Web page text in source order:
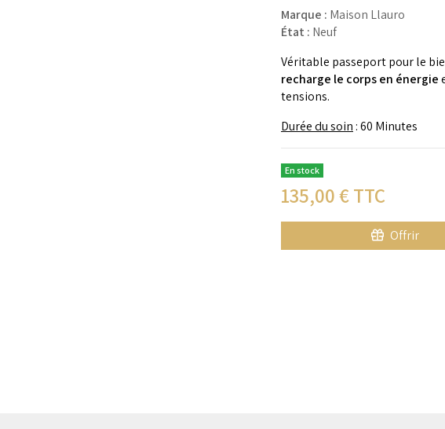
Marque : Maison Llauro
État : Neuf
Véritable passeport pour le
recharge le corps en énergie
tensions.
Durée du soin : 60 Minutes
En stock
135,00€ TTC
Offrir